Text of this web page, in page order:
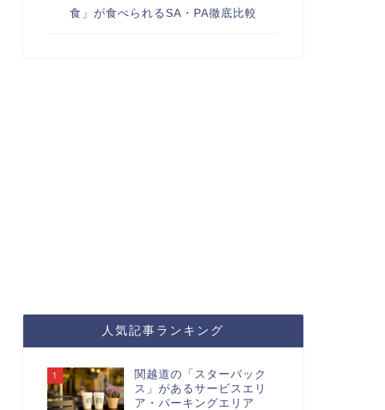
食」が食べられるSA・PA徹底比較
人気記事ランキング
1
関越道の「スターバック
ス」があるサービスエリ
ア・パーキングエリア